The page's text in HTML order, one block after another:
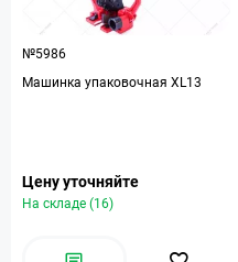
№5986
Машинка упаковочная XL13
Цену уточняйте
На складе (16)